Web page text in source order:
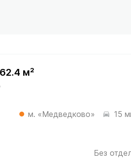
м²
м. «Медведково» 15
Без